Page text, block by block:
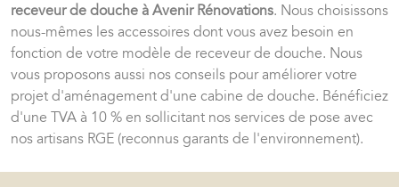
receveur de douche à Avenir Rénovations. Nous choisissons
nous-mêmes les accessoires dont vous avez besoin en
fonction de votre modèle de receveur de douche. Nous
vous proposons aussi nos conseils pour améliorer votre
projet d'aménagement d'une cabine de douche. Bénéficiez
d'une TVA à 10 % en sollicitant nos services de pose avec
nos artisans RGE (reconnus garants de l'environnement).